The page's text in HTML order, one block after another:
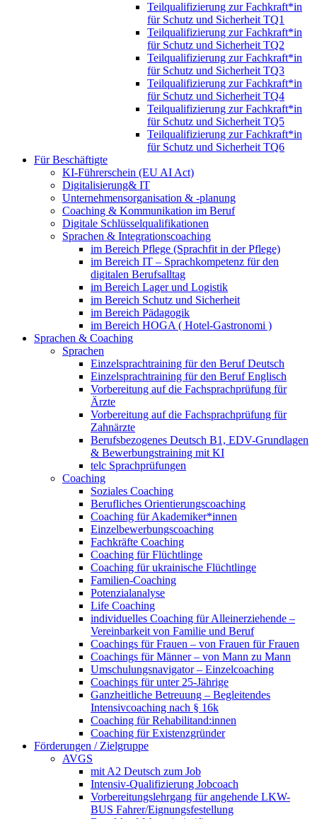
Teilqualifizierung zur Fachkraft*in
für Schutz und Sicherheit TQ1
Teilqualifizierung zur Fachkraft*in
für Schutz und Sicherheit TQ2
Teilqualifizierung zur Fachkraft*in
für Schutz und Sicherheit TQ3
Teilqualifizierung zur Fachkraft*in
für Schutz und Sicherheit TQ4
Teilqualifizierung zur Fachkraft*in
für Schutz und Sicherheit TQ5
Teilqualifizierung zur Fachkraft*in
für Schutz und Sicherheit TQ6
Für Beschäftigte
KI-Führerschein (EU AI Act)
Digitalisierung& IT
Unternehmensorganisation & ‑planung
Coaching & Kommunikation im Beruf
Digitale Schlüsselqualifikationen
Sprachen & Integrationscoaching
im Bereich Pflege (Sprachfit in der Pflege)
im Bereich IT – Sprachkompetenz für den
digitalen Berufsalltag
im Bereich Lager und Logistik
im Bereich Schutz und Sicherheit
im Bereich Pädagogik
im Bereich HOGA ( Hotel-Gastronomi )
Sprachen & Coaching
Sprachen
Einzelsprachtraining für den Beruf Deutsch
Einzelsprachtraining für den Beruf Englisch
Vorbereitung auf die Fachsprachprüfung für
Ärzte
Vorbereitung auf die Fachsprachprüfung für
Zahnärzte
Berufsbezogenes Deutsch B1, EDV-Grundlagen
& Bewerbungstraining mit KI
telc Sprachprüfungen
Coaching
Soziales Coaching
Berufliches Orientierungscoaching
Coaching für Akademiker*innen
Einzelbewerbungscoaching
Fachkräfte Coaching
Coaching für Flüchtlinge
Coaching für ukrainische Flüchtlinge
Familien-Coaching
Potenzialanalyse
Life Coaching
individuelles Coaching für Alleinerziehende –
Vereinbarkeit von Familie und Beruf
Coachings für Frauen – von Frauen für Frauen
Coachings für Männer – von Mann zu Mann
Umschulungsnavigator – Einzelcoaching
Coachings für unter 25-Jährige
Ganzheitliche Betreuung – Begleitendes
Intensivcoaching nach § 16k
Coaching für Rehabilitand:innen
Coaching für Existenzgründer
Förderungen / Zielgruppe
AVGS
mit A2 Deutsch zum Job
Intensiv-Qualifizierung Jobcoach
Vorbereitungslehrgang für angehende LKW-
BUS Fahrer/Eignungsfestellung